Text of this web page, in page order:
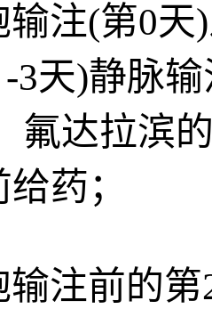
注(第0天
3天)静脉
氟达拉滨
药；
注前的